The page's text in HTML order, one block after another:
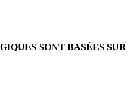
SONT BASÉES SUR